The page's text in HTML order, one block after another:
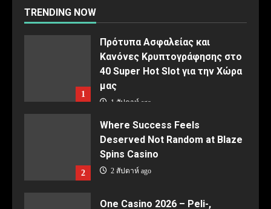
TRENDING NOW
1
Πρότυπα Ασφαλείας και
Κανόνες Κρυπτογράφησης στο
40 Super Hot Slot για την Χώρα
μας
1 สัปดาห์ ago
2
Where Success Feels
Deserved Not Random at Blaze
Spins Casino
2 สัปดาห์ ago
One Casino 2026 – Peli-,